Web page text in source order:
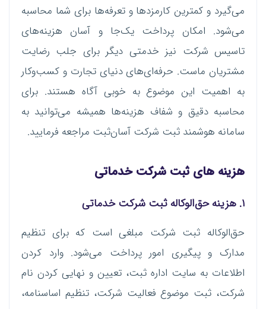
می‌گیرد و کمترین کارمزدها و تعرفه‌ها برای شما محاسبه
می‌شود. امکان پرداخت یک‌جا و آسان هزینه‌های
تاسیس شرکت نیز خدمتی دیگر برای جلب رضایت
مشتریان ماست. حرفه‌ای‌های دنیای تجارت و کسب‌وکار
به اهمیت این موضوع به خوبی آگاه هستند. برای
محاسبه دقیق و شفاف هزینه‌ها همیشه می‌توانید به
سامانه هوشمند ثبت شرکت آسان‌ثبت مراجعه فرمایید.
هزینه های ثبت شرکت خدماتی
۱. هزینه حق‌الوکاله ثبت شرکت خدماتی
حق‌الوکاله ثبت شرکت مبلغی است که برای تنظیم
مدارک و پیگیری امور پرداخت می‌شود. وارد کردن
اطلاعات به سایت اداره ثبت، تعیین و نهایی کردن نام
شرکت، ثبت موضوع فعالیت شرکت، تنظیم اساسنامه،